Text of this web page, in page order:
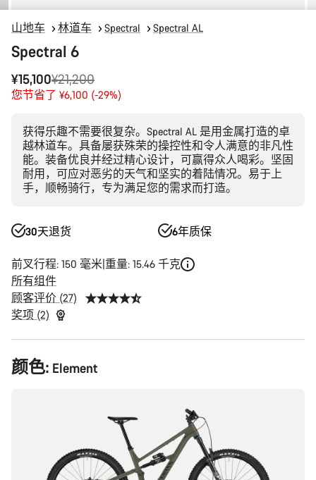
山地车 林道车 Spectral Spectral AL
Spectral 6
¥15,100
原
价
¥21,200
您节省了 ¥6,100 (-29%)
获得乐趣不需要很复杂。Spectral AL 是用金属打造的卓
越林道车。具备屡获殊荣的操控性和令人满意的非凡性
能。装备优良并经过精心设计，可赢得众人喝彩。坚固
耐用，可应对恶劣的天气和坚实的着陆情况。易于上
手，顺畅骑行，专为满足您的需求而打造。
30天退货 6年质保
前叉行程: 150 毫米 重量: 15.46 千克
所有组件
顾客评价 (27)
奖项 (2)
产
品
颜色: Element